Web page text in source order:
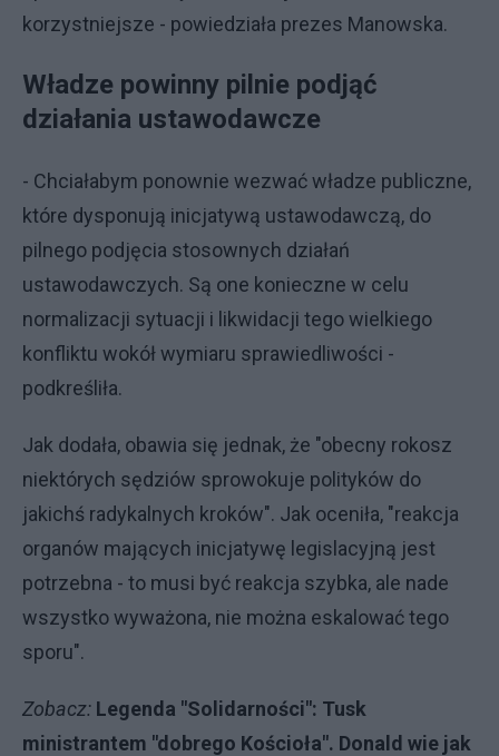
korzystniejsze - powiedziała prezes Manowska.
Władze powinny pilnie podjąć
działania ustawodawcze
- Chciałabym ponownie wezwać władze publiczne,
które dysponują inicjatywą ustawodawczą, do
pilnego podjęcia stosownych działań
ustawodawczych. Są one konieczne w celu
normalizacji sytuacji i likwidacji tego wielkiego
konfliktu wokół wymiaru sprawiedliwości -
podkreśliła.
Jak dodała, obawia się jednak, że "obecny rokosz
niektórych sędziów sprowokuje polityków do
jakichś radykalnych kroków". Jak oceniła, "reakcja
organów mających inicjatywę legislacyjną jest
potrzebna - to musi być reakcja szybka, ale nade
wszystko wyważona, nie można eskalować tego
sporu".
Zobacz: Legenda "Solidarności": Tusk
ministrantem "dobrego Kościoła". Donald wie jak